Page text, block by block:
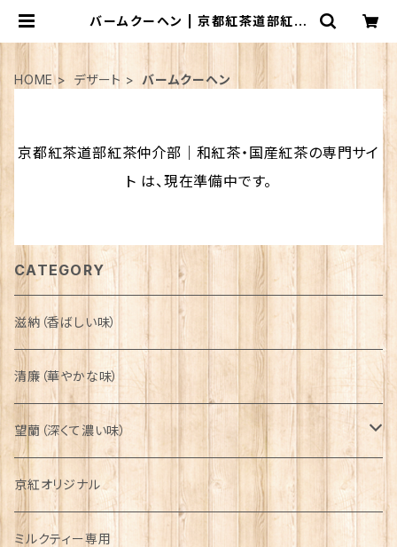
バームクーヘン | 京都紅茶道部紅茶
HOME
デザート バームクーヘン
京都紅茶道部紅茶仲介部｜和紅茶・国産紅茶の専門サイ
ト は、現在準備中です。
CATEGORY
滋納（香ばしい味）
清廉（華やかな味）
望蘭（深くて濃い味）
リーフ
京都府
ティーバッグ
京紅オリジナル
ミルクティー専用